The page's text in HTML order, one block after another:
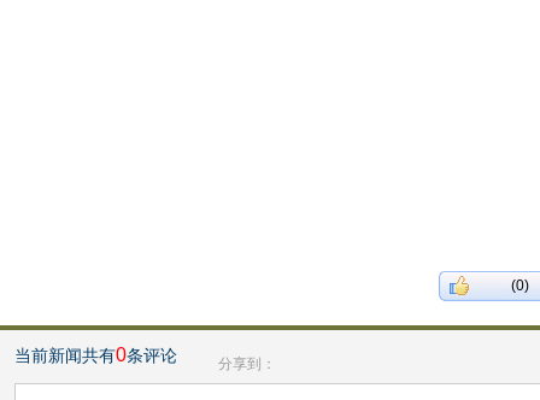
(0)
当前新闻共有0条评论 分享到：